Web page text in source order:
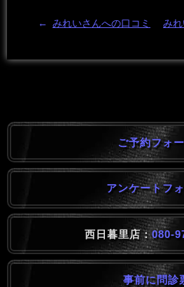
← みれいさんへの口コミ み
ご予約フォ
アンケートフ
西日暮里店：080-
事前に問診